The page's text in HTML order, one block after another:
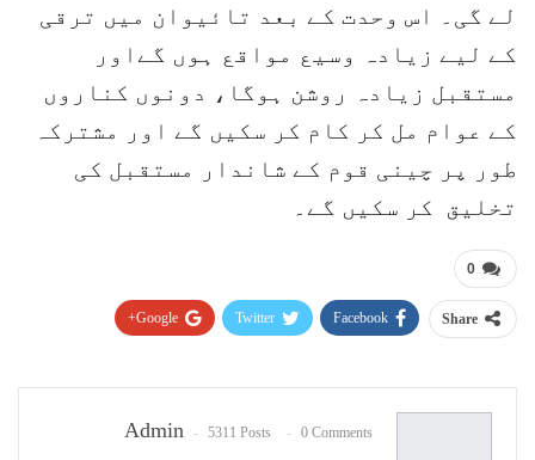
لے گی۔ اس وحدت کے بعد تائیوان میں ترقی
کے لیے زیادہ وسیع مواقع ہوں گےاور
مستقبل زیادہ روشن ہوگا، دونوں کناروں
کے عوام مل کر کام کر سکیں گے اور مشترکہ
طور پر چینی قوم کے شاندار مستقبل کی
تخلیق کر سکیں گے۔
0
Share
Facebook
Twitter
Google+
Admin 5311 Posts 0 Comments